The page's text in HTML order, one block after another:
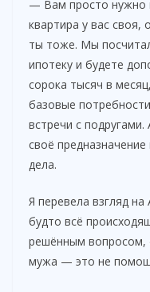
— Вам просто нужно
квартира у вас своя,
ты тоже. Мы
ипотеку и будете
сорока тысяч в
базовые
встречи с подругами.
своё
дела.
Я перевела взгляд
будто всё
решённым вопросом,
мужа — это не